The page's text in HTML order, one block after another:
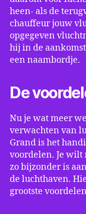
heen- als de
chauffeur jouw
opgegeven
hij in de
een naambordje.
De
Nu je wat meer
verwachten van
Grand is het
voordelen. Je
zo bijzonder is
de luchthaven.
grootste